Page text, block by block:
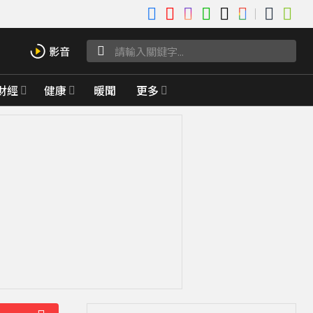
經 健康 暖聞 更多